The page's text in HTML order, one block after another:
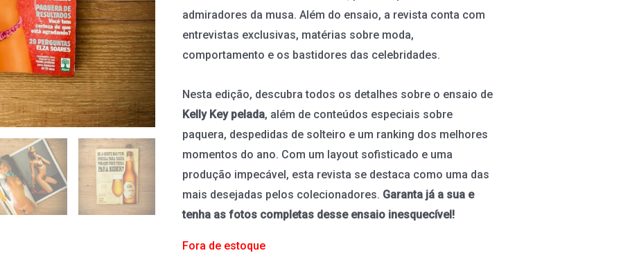
admiradores da musa. Além do ensaio, a revista conta com
entrevistas exclusivas, matérias sobre moda,
comportamento e os bastidores das celebridades.
Nesta edição, descubra todos os detalhes sobre o ensaio de
Kelly Key pelada, além de conteúdos especiais sobre
paquera, despedidas de solteiro e um ranking dos melhores
momentos do ano. Com um layout sofisticado e uma
produção impecável, esta revista se destaca como uma das
mais desejadas pelos colecionadores. Garanta já a sua e
tenha as fotos completas desse ensaio inesquecível!
Fora de estoque